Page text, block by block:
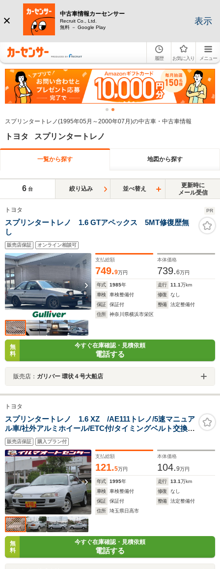
中古車情報カーセンサー
Recruit Co., Ltd.
無料 － Google Play
表示
履歴 お気に入り メニュー
スプリンタートレノ(1995年05月～2000年07月)の中古車・中古車情報
トヨタ スプリンタートレノ
一覧から探す 地図から探す
6 台 絞り込み 並べ替え
更新時に
メール受信
トヨタ PR
スプリンタートレノ 1.6 GTアペックス 5MT修復歴無
し
販売店保証 オンライン相談可
支払総額
749.9万円
本体価格
739.6万円
年式 1985年 走行 11.1万km
車検
車検整備付 修復
なし
保証
保証付 整備
法定整備付
住所
神奈川県横浜市栄区
無
料
今すぐ在庫確認・見積依頼
電話する
販売店： ガリバー 環状４号大船店
トヨタ
スプリンタートレノ 1.6 XZ /AE111トレノ/5速マニュア
ル車/社外アルミホイール/ETC付/タイミングベルト交換済
み/禁煙車/修復歴なし/
販売店保証 購入プラン付
支払総額
121.5万円
本体価格
104.9万円
年式 1995年 走行 13.1万km
車検
車検整備付 修復
なし
保証
保証付 整備
法定整備付
住所
埼玉県日高市
無
料
今すぐ在庫確認・見積依頼
電話する